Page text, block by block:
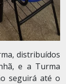
distribuídos
e a Turma
seguirá até o